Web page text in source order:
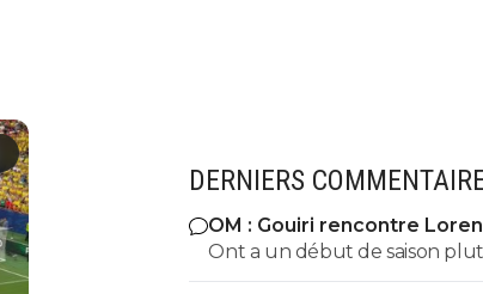
DERNIERS
OM : Gouiri rencontre
des explications
Ont a un début de saison
en plus